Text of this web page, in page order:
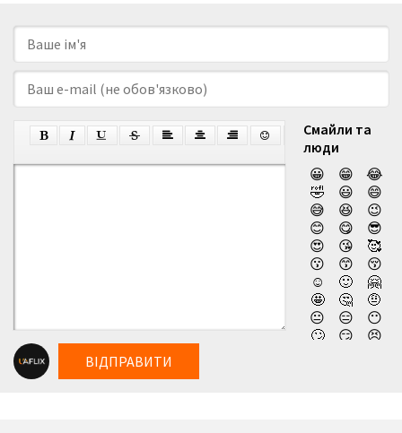
Смайли та
люди
😀
😁
😂
🤣
😃
😄
😅
😆
😉
😊
😋
😎
😍
😘
🥰
😗
😙
😚
☺️
🙂
🤗
🤩
🤔
🤨
😐
😑
😶
🙄
😏
😣
ВІДПРАВИТИ